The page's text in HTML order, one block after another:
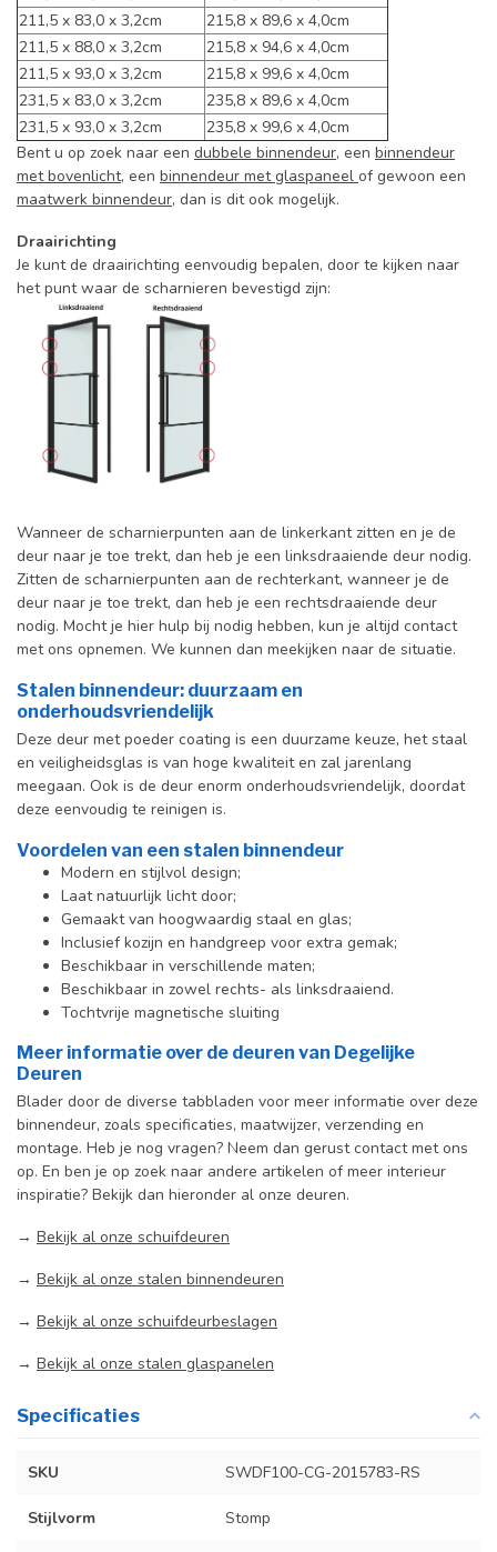
211,5 x 83,0 x 3,2cm
215,8 x 89,6 x 4,0cm
211,5 x 88,0 x 3,2cm
215,8 x 94,6 x 4,0cm
211,5 x 93,0 x 3,2cm
215,8 x 99,6 x 4,0cm
231,5 x 83,0 x 3,2cm
235,8 x 89,6 x 4,0cm
231,5 x 93,0 x 3,2cm
235,8 x 99,6 x 4,0cm
Bent u op zoek naar een dubbele binnendeur, een binnendeur
met bovenlicht, een binnendeur met glaspaneel of gewoon een
maatwerk binnendeur, dan is dit ook mogelijk.
Draairichting
Je kunt de draairichting eenvoudig bepalen, door te kijken naar
het punt waar de scharnieren bevestigd zijn:
Wanneer de scharnierpunten aan de linkerkant zitten en je de
deur naar je toe trekt, dan heb je een linksdraaiende deur nodig.
Zitten de scharnierpunten aan de rechterkant, wanneer je de
deur naar je toe trekt, dan heb je een rechtsdraaiende deur
nodig. Mocht je hier hulp bij nodig hebben, kun je altijd contact
met ons opnemen. We kunnen dan meekijken naar de situatie.
Stalen binnendeur: duurzaam en
onderhoudsvriendelijk
Deze deur met poeder coating is een duurzame keuze, het staal
en veiligheidsglas is van hoge kwaliteit en zal jarenlang
meegaan. Ook is de deur enorm onderhoudsvriendelijk, doordat
deze eenvoudig te reinigen is.
Voordelen van een stalen binnendeur
Modern en stijlvol design;
Laat natuurlijk licht door;
Gemaakt van hoogwaardig staal en glas;
Inclusief kozijn en handgreep voor extra gemak;
Beschikbaar in verschillende maten;
Beschikbaar in zowel rechts- als linksdraaiend.
Tochtvrije magnetische sluiting
Meer informatie over de deuren van Degelijke
Deuren
Blader door de diverse tabbladen voor meer informatie over deze
binnendeur, zoals specificaties, maatwijzer, verzending en
montage. Heb je nog vragen? Neem dan gerust contact met ons
op. En ben je op zoek naar andere artikelen of meer interieur
inspiratie? Bekijk dan hieronder al onze deuren.
→ Bekijk al onze schuifdeuren
→ Bekijk al onze stalen binnendeuren
→ Bekijk al onze schuifdeurbeslagen
→ Bekijk al onze stalen glaspanelen
Specificaties
SKU SWDF100-CG-2015783-RS
Stijlvorm Stomp